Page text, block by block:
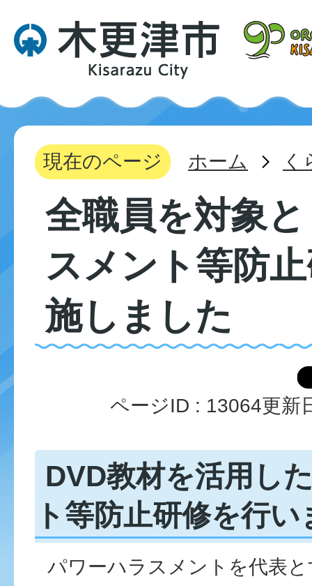
現在のページ ホーム く
全職員を対象
スメント等防
施しました
ページID : 13064更新
DVD教材を活用し
ト等防止研修を行
パワーハラスメントを代表